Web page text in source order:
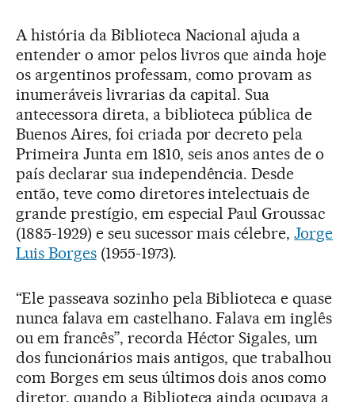
A história da Biblioteca Nacional ajuda a
entender o amor pelos livros que ainda hoje
os argentinos professam, como provam as
inumeráveis livrarias da capital. Sua
antecessora direta, a biblioteca pública de
Buenos Aires, foi criada por decreto pela
Primeira Junta em 1810, seis anos antes de o
país declarar sua independência. Desde
então, teve como diretores intelectuais de
grande prestígio, em especial Paul Groussac
(1885-1929) e seu sucessor mais célebre,Jorge
Luis Borges(1955-1973).
“Ele passeava sozinho pela Biblioteca e quase
nunca falava em castelhano. Falava em inglês
ou em francês”, recorda Héctor Sigales, um
dos funcionários mais antigos, que trabalhou
com Borges em seus últimos dois anos como
diretor, quando a Biblioteca ainda ocupava a